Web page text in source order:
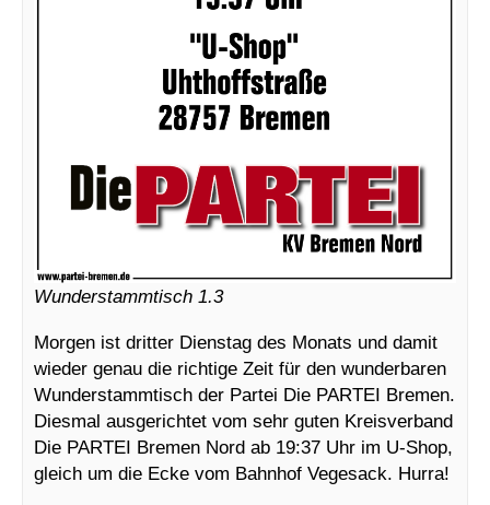
Wunderstammtisch 1.3
Morgen ist dritter Dienstag des Monats und damit
wieder genau die richtige Zeit für den wunderbaren
Wunderstammtisch der Partei Die PARTEI Bremen.
Diesmal ausgerichtet vom sehr guten Kreisverband
Die PARTEI Bremen Nord ab 19:37 Uhr im U-Shop,
gleich um die Ecke vom Bahnhof Vegesack. Hurra!